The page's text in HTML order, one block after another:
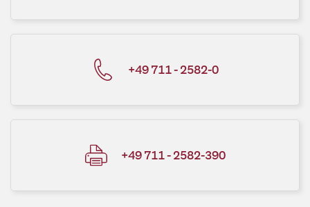
+49 711 - 2582-0
+49 711 - 2582-390